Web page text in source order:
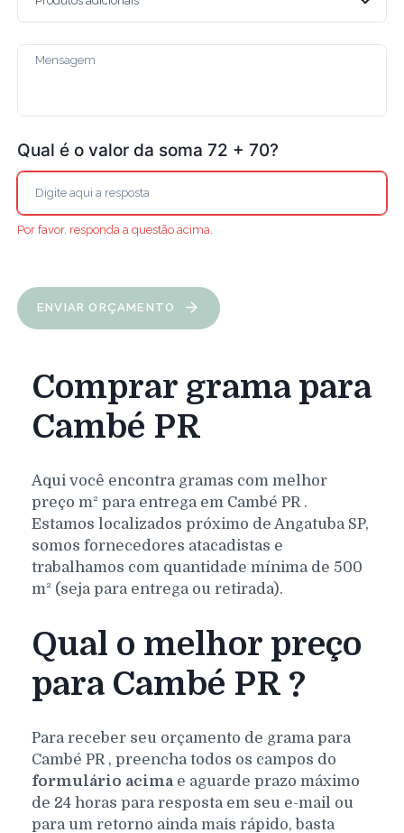
Qual é o valor da soma 72 + 70?
Por favor, responda a questão acima.
ENVIAR ORÇAMENTO
Comprar grama para
Cambé PR
Aqui você encontra gramas com melhor
preço m² para entrega em Cambé PR.
Estamos localizados próximo de Angatuba SP,
somos fornecedores atacadistas e
trabalhamos com quantidade mínima de 500
m² (seja para entrega ou retirada).
Qual o melhor preço
para Cambé PR ?
Para receber seu orçamento de grama para
Cambé PR , preencha todos os campos do
formulário acima e aguarde prazo máximo
de 24 horas para resposta em seu e-mail ou
para um retorno ainda mais rápido, basta